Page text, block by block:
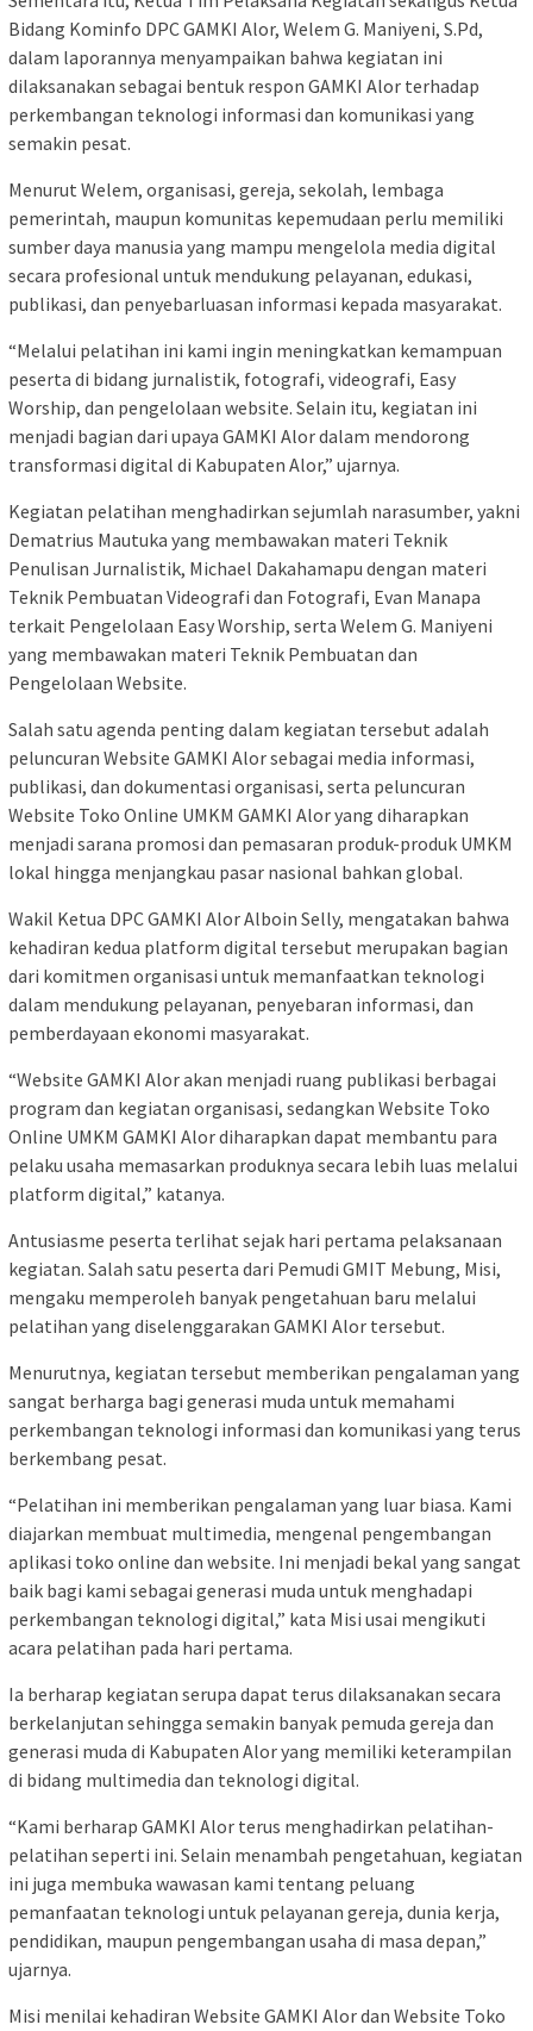
Bidang Kominfo DPC GAMKI Alor, Welem G. Maniyeni, S.Pd,
dalam laporannya menyampaikan bahwa kegiatan ini
dilaksanakan sebagai bentuk respon GAMKI Alor terhadap
perkembangan teknologi informasi dan komunikasi yang
semakin pesat.
Menurut Welem, organisasi, gereja, sekolah, lembaga
pemerintah, maupun komunitas kepemudaan perlu memiliki
sumber daya manusia yang mampu mengelola media digital
secara profesional untuk mendukung pelayanan, edukasi,
publikasi, dan penyebarluasan informasi kepada masyarakat.
“Melalui pelatihan ini kami ingin meningkatkan kemampuan
peserta di bidang jurnalistik, fotografi, videografi, Easy
Worship, dan pengelolaan website. Selain itu, kegiatan ini
menjadi bagian dari upaya GAMKI Alor dalam mendorong
transformasi digital di Kabupaten Alor,” ujarnya.
Kegiatan pelatihan menghadirkan sejumlah narasumber, yakni
Dematrius Mautuka yang membawakan materi Teknik
Penulisan Jurnalistik, Michael Dakahamapu dengan materi
Teknik Pembuatan Videografi dan Fotografi, Evan Manapa
terkait Pengelolaan Easy Worship, serta Welem G. Maniyeni
yang membawakan materi Teknik Pembuatan dan
Pengelolaan Website.
Salah satu agenda penting dalam kegiatan tersebut adalah
peluncuran Website GAMKI Alor sebagai media informasi,
publikasi, dan dokumentasi organisasi, serta peluncuran
Website Toko Online UMKM GAMKI Alor yang diharapkan
menjadi sarana promosi dan pemasaran produk-produk UMKM
lokal hingga menjangkau pasar nasional bahkan global.
Wakil Ketua DPC GAMKI Alor Alboin Selly, mengatakan bahwa
kehadiran kedua platform digital tersebut merupakan bagian
dari komitmen organisasi untuk memanfaatkan teknologi
dalam mendukung pelayanan, penyebaran informasi, dan
pemberdayaan ekonomi masyarakat.
“Website GAMKI Alor akan menjadi ruang publikasi berbagai
program dan kegiatan organisasi, sedangkan Website Toko
Online UMKM GAMKI Alor diharapkan dapat membantu para
pelaku usaha memasarkan produknya secara lebih luas melalui
platform digital,” katanya.
Antusiasme peserta terlihat sejak hari pertama pelaksanaan
kegiatan. Salah satu peserta dari Pemudi GMIT Mebung, Misi,
mengaku memperoleh banyak pengetahuan baru melalui
pelatihan yang diselenggarakan GAMKI Alor tersebut.
Menurutnya, kegiatan tersebut memberikan pengalaman yang
sangat berharga bagi generasi muda untuk memahami
perkembangan teknologi informasi dan komunikasi yang terus
berkembang pesat.
“Pelatihan ini memberikan pengalaman yang luar biasa. Kami
diajarkan membuat multimedia, mengenal pengembangan
aplikasi toko online dan website. Ini menjadi bekal yang sangat
baik bagi kami sebagai generasi muda untuk menghadapi
perkembangan teknologi digital,” kata Misi usai mengikuti
acara pelatihan pada hari pertama.
Ia berharap kegiatan serupa dapat terus dilaksanakan secara
berkelanjutan sehingga semakin banyak pemuda gereja dan
generasi muda di Kabupaten Alor yang memiliki keterampilan
di bidang multimedia dan teknologi digital.
“Kami berharap GAMKI Alor terus menghadirkan pelatihan-
pelatihan seperti ini. Selain menambah pengetahuan, kegiatan
ini juga membuka wawasan kami tentang peluang
pemanfaatan teknologi untuk pelayanan gereja, dunia kerja,
pendidikan, maupun pengembangan usaha di masa depan,”
ujarnya.
Misi menilai kehadiran Website GAMKI Alor dan Website Toko